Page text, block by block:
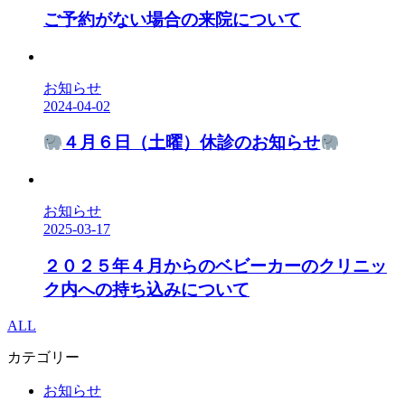
ご予約がない場合の来院について
お知らせ
2024-04-02
４月６日（土曜）休診のお知らせ
お知らせ
2025-03-17
２０２５年４月からのベビーカーのクリニッ
ク内への持ち込みについて
ALL
カテゴリー
お知らせ